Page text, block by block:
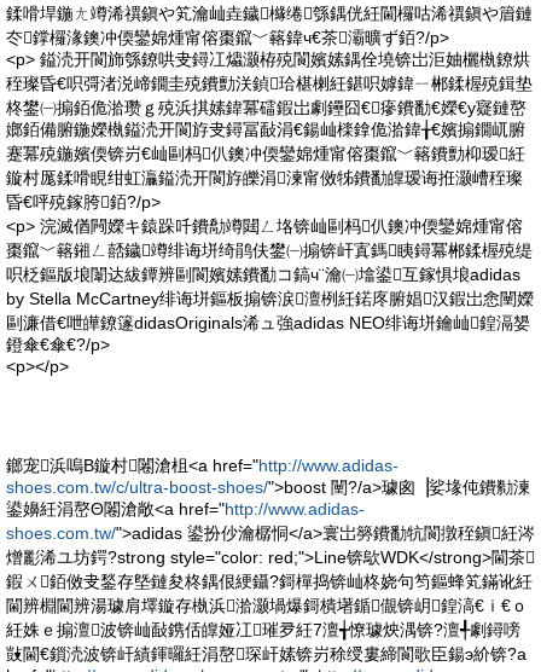
鍒嗗垾鍦ㄤ竴浠禩鎭や笂瀹屾垚鐬櫞绻綔鍝侊紝閫欏咕浠禩鎭や篃鏈
冭鐣欏湪鐭冲偄鑾婂煄甯傛棗鑹﹀簵鍏ч€茶灞曠ず銆?/p>
<p> 鎰涜开閬斾綔鐐哄叏鐞冮爞灏栫殑閬嬪嫊鍝佺墝锛岀洰妯欐槸鐐烘
秷璨昏€呮彁渚涚崹鐗圭殑鐨勯浂鍞珨椹楋紝鍖呮嫭鍏ㄧ郴鍒楃殑鍓垫
柊鐢㈠搧銆佹湁瓒ｇ殑浜掑嫊鍏冪礌鍜岀劇鑸囧€瘮鐨勫€嬫€у寲鏈嶅
嫏銆備腑鍦嬫槸鎰涜开閬斿叏鐞冨敮涓€鍚屾檪鎿佹湁鍏╁€嬪搧鐗屼腑
蹇冪殑鍦嬪偄锛岃€屾剾杩仈鐭冲偄鑾婂煄甯傛棗鑹﹀簵鐨勯枊瑷紝
鏇村厖鍒嗗睍绀虹灜鎰涜开閬斿皪涓湅甯傚牬鐨勫皥瑷诲拰灏嶆秷璨
昏€呯殑鎵胯銆?/p>
<p> 浣滅偤闁嬫キ鎱跺吀鐨勪竴閮ㄥ垎锛屾剾杩仈鐭冲偄鑾婂煄甯傛
棗鑹﹀簵鎺ㄥ嚭鐬竴绯诲垪绮鹃伕鐢㈠搧锛屽寘鎷眱鐞冪郴鍒楃殑缇
呮柉鏂版埌闈达紱鐔辨剾閬嬪嫊鐨勫コ鎬ч¨瀹㈠墖鍙互鎵惧埌adidas
by Stella McCartney绯诲垪鏂板搧锛涙澶栵紝鍩庝腑娼汉鍜岀悆闉嬫
剾濂借€呭皣鐐篴didasOriginals浠ュ強adidas NEO绯诲垪鑰屾鍠滆嫢
鐙傘€傘€?/p>
<p></p>
鎯宠浜嗚В鏇村闂滄柤<a href="http://www.adidas-
shoes.com.tw/c/ultra-boost-shoes/">boost 闉?/a>璩囪▕娑堟伅鐨勬湅
鍙嬶紝涓嶅Θ闂滄敞<a href="http://www.adidas-
shoes.com.tw/">adidas 鍙扮仯瀹樼恫</a>寰岀簩鐨勫牨閬撴秷鎭紝涔
熷彲浠ユ坊鍔?strong style="color: red;">Line锛歍WDK</strong>閫茶
鍜ㄨ銆傚叏鍫存墍鏈夋柊鍝佷綆鑷?鎶樿捣锛屾柊娆句笉鏂蜂笂鏋讹紝
閫辨棩閫辨湯璩肩墿鏇存槸浜湁灏堝爆鎶樻墸鍎儬锛岄鍠滈€ｉ€ｏ
紝姝ｅ搧澶波锛屾敮鎸佸皥娅冮璀夛紝7澶╅憭璩炴湡锛?澶╃劇鐞嗙
敱閫€鎻涜波锛屽績鍕曪紝涓嶅琛屽嫊锛岃稌绶婁締閬歌臣鍚э紒锛?a